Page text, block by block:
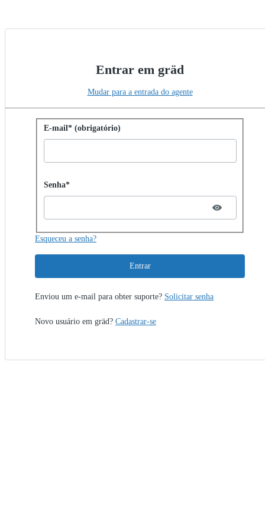
Entrar em gräd
Mudar para a entrada do agente
Entrar com senha
E-mail* (obrigatório)
Password hidden
Senha*
Esqueceu a senha?
Entrar
Enviou um e-mail para obter suporte? Solicitar senha
Novo usuário em gräd? Cadastrar-se